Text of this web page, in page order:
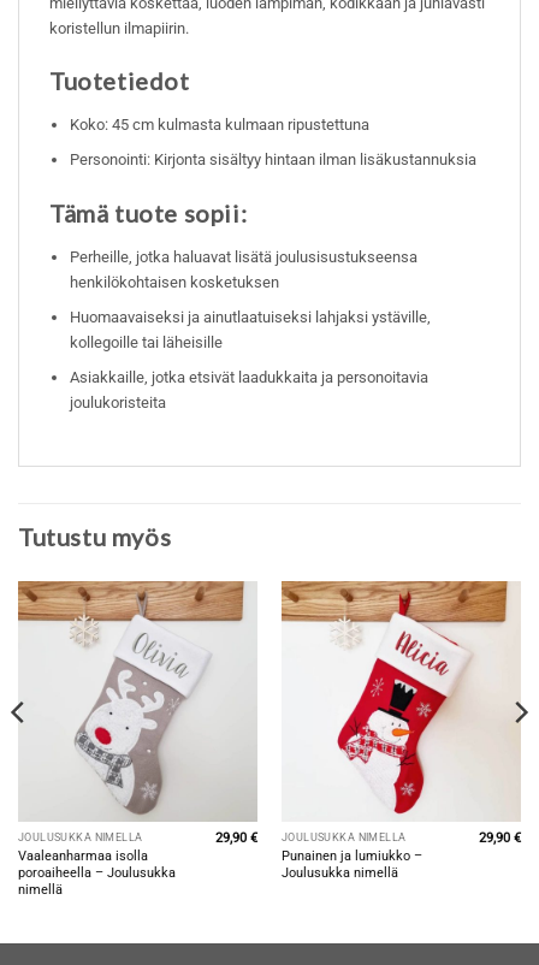
koristellun ilmapiirin.
Tuotetiedot
Koko: 45 cm kulmasta kulmaan ripustettuna
Personointi: Kirjonta sisältyy hintaan ilman lisäkustannuksia
Tämä tuote sopii:
Perheille, jotka haluavat lisätä joulusisustukseensa
henkilökohtaisen kosketuksen
Huomaavaiseksi ja ainutlaatuiseksi lahjaksi ystäville,
kollegoille tai läheisille
Asiakkaille, jotka etsivät laadukkaita ja personoitavia
joulukoristeita
Tutustu myös
JOULUSUKKA NIMELLÄ
Vaaleanharmaa isolla
poroaiheella – Joulusukka
nimellä
29,90€ JOULUSUKKA NIMELLÄ
Punainen ja lumiukko –
Joulusukka nimellä
29,90€